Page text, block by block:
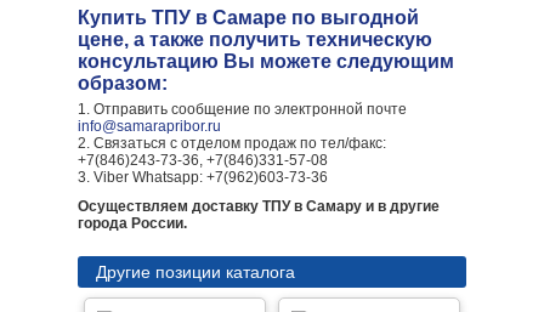
Купить ТПУ в Самаре по выгодной
цене, а также получить техническую
консультацию Вы можете следующим
образом:
1. Отправить сообщение по электронной почте
info@samarapribor.ru
2. Связаться с отделом продаж по тел/факс:
+7(846)243-73-36, +7(846)331-57-08
3. Viber Whatsapp: +7(962)603-73-36
Осуществляем доставку ТПУ в Самару и в другие
города России.
Другие позиции каталога